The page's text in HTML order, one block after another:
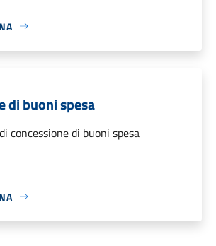
di buoni spesa
concessione di buoni spesa